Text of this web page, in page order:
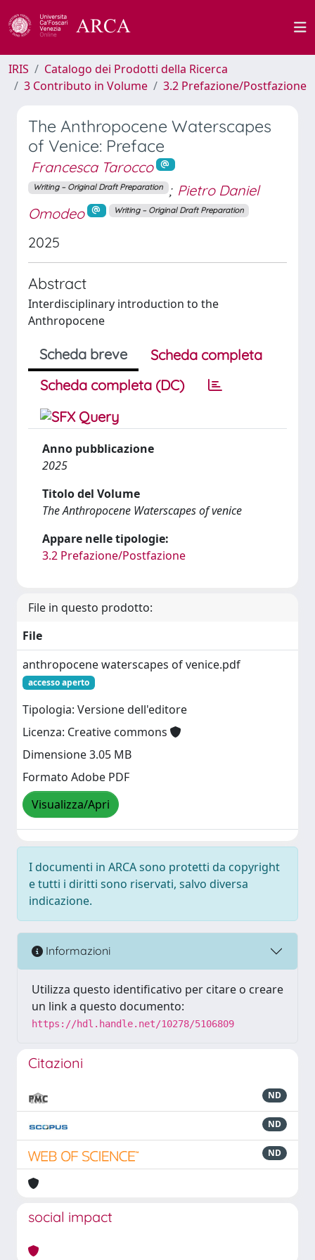
IRIS
Catalogo dei Prodotti della Ricerca
3 Contributo in Volume
3.2 Prefazione/Postfazione
The Anthropocene Waterscapes
of Venice: Preface
Francesca Tarocco
Writing – Original Draft Preparation ; Pietro Daniel
Omodeo
Writing – Original Draft Preparation
2025
Abstract
Interdisciplinary introduction to the
Anthropocene
Scheda breve
Scheda completa
Scheda completa (DC)
Anno pubblicazione
2025
Titolo del Volume
The Anthropocene Waterscapes of venice
Appare nelle tipologie:
3.2 Prefazione/Postfazione
File in questo prodotto:
File
anthropocene waterscapes of venice.pdf
accesso aperto
Tipologia: Versione dell'editore
Licenza: Creative commons
Dimensione 3.05 MB
Formato Adobe PDF
Visualizza/Apri
I documenti in ARCA sono protetti da copyright
e tutti i diritti sono riservati, salvo diversa
indicazione.
Informazioni
Utilizza questo identificativo per citare o creare
un link a questo documento:
https://hdl.handle.net/10278/5106809
Citazioni
ND
ND
ND
social impact